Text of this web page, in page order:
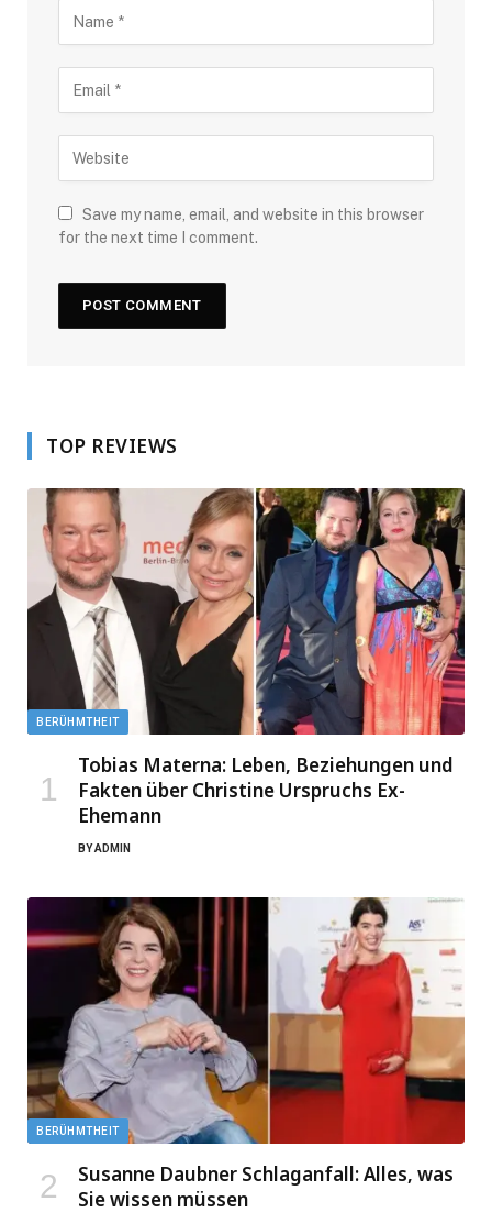
Save my name, email, and website in this browser
for the next time I comment.
TOP REVIEWS
BERÜHMTHEIT
Tobias Materna: Leben, Beziehungen und
Fakten über Christine Urspruchs Ex-
Ehemann
BYADMIN
BERÜHMTHEIT
Susanne Daubner Schlaganfall: Alles, was
Sie wissen müssen